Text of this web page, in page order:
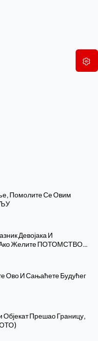
Помолите Се Овим
Девојака И
Ако Желите ПОТОМСТВО…
Ово И Сањаћете Будућег
Прешао Границу,